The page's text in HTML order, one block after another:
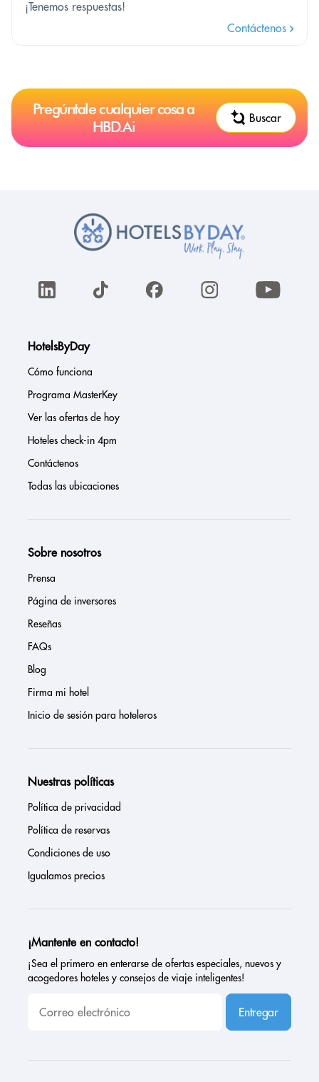
¡Tenemos respuestas!
Contáctenos
Pregúntale cualquier cosa a
HBD.Ai
Buscar
HotelsByDay
Cómo funciona
Programa MasterKey
Ver las ofertas de hoy
Hoteles check-in 4pm
Contáctenos
Todas las ubicaciones
Sobre nosotros
Prensa
Página de inversores
Reseñas
FAQs
Blog
Firma mi hotel
Inicio de sesión para hoteleros
Nuestras políticas
Política de privacidad
Política de reservas
Condiciones de uso
Igualamos precios
¡Mantente en contacto!
¡Sea el primero en enterarse de ofertas especiales, nuevos y
acogedores hoteles y consejos de viaje inteligentes!
Entregar